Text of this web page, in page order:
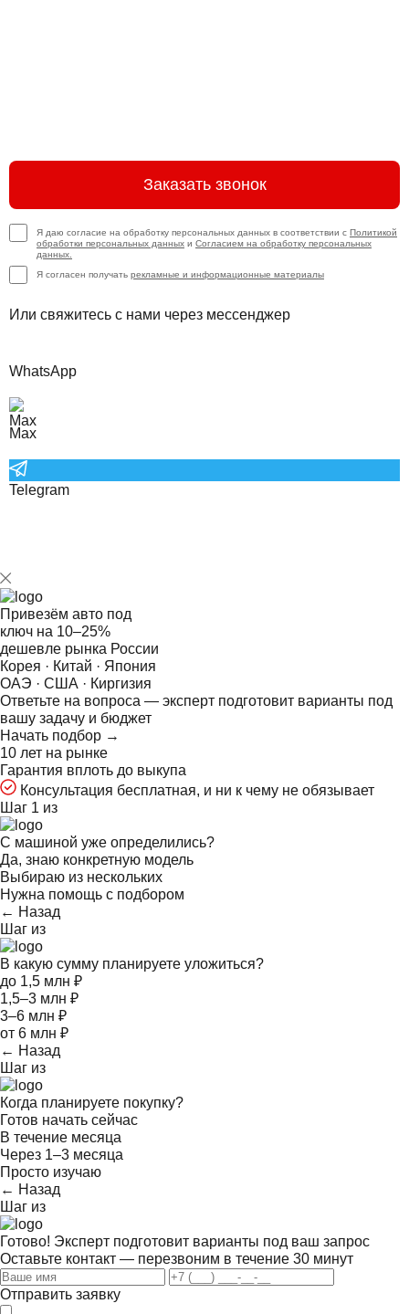
Заказать звонок
Я даю согласие на обработку персональных данных в соответствии с Политикой
обработки персональных данных и Согласием на обработку персональных
данных.
Я согласен получать рекламные и информационные материалы
Или свяжитесь с нами через мессенджер
WhatsApp
Max
Telegram
Привезём авто под
ключ на 10–25%
дешевле рынка России
Корея · Китай · Япония
ОАЭ · США · Киргизия
Ответьте на вопроса — эксперт подготовит варианты под
вашу задачу и бюджет
Начать подбор →
10 лет на рынке
Гарантия вплоть до выкупа
Консультация бесплатная, и ни к чему не обязывает
Шаг 1 из
С машиной уже определились?
Да, знаю конкретную модель
Выбираю из нескольких
Нужна помощь с подбором
← Назад
Шаг из
В какую сумму планируете уложиться?
до 1,5 млн ₽
1,5–3 млн ₽
3–6 млн ₽
от 6 млн ₽
← Назад
Шаг из
Когда планируете покупку?
Готов начать сейчас
В течение месяца
Через 1–3 месяца
Просто изучаю
← Назад
Шаг из
Готово! Эксперт подготовит варианты под ваш запрос
Оставьте контакт — перезвоним в течение 30 минут
Отправить заявку